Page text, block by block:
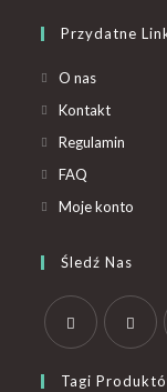
Przydatne
O nas
Kontakt
Regulamin
FAQ
Moje konto
Śledź Nas
Tagi